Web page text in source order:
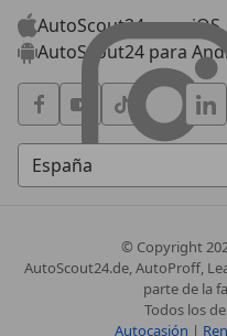
AutoScout24 para iOS
AutoScout24 para
© Copyright
AutoScout24.de, AutoProff,
parte de la
Todos los
Autocasión |